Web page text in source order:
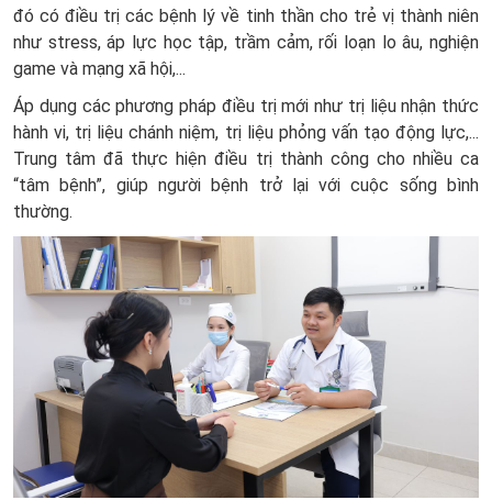
đó có điều trị các bệnh lý về tinh thần cho trẻ vị thành niên
như stress, áp lực học tập, trầm cảm, rối loạn lo âu, nghiện
game và mạng xã hội,...
Áp dụng các phương pháp điều trị mới như trị liệu nhận thức
hành vi, trị liệu chánh niệm, trị liệu phỏng vấn tạo động lực,...
Trung tâm đã thực hiện điều trị thành công cho nhiều ca
“tâm bệnh”, giúp người bệnh trở lại với cuộc sống bình
thường.